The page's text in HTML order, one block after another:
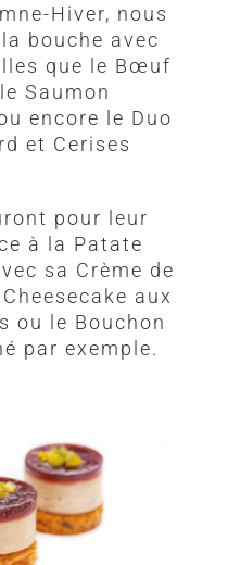
Hiver, nous
bouche avec
que le Bœuf
Saumon
encore le Duo
et Cerises
pour leur
à la Patate
sa Crème de
aux
ou le Bouchon
par exemple.